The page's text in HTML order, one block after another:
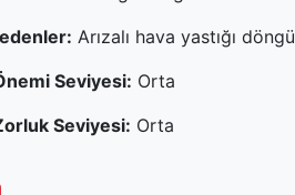
Arızalı hava yastığı
Seviyesi: Orta
Seviyesi: Orta